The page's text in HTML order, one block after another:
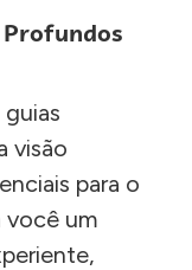
visão
para o
você um